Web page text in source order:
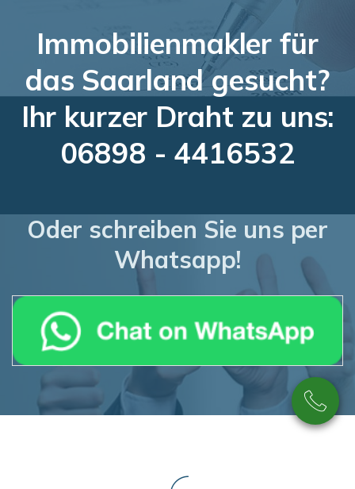
Immobilienmakler für
das Saarland gesucht?
Ihr kurzer Draht zu uns:
06898 - 4416532
Oder schreiben Sie uns per
Whatsapp!